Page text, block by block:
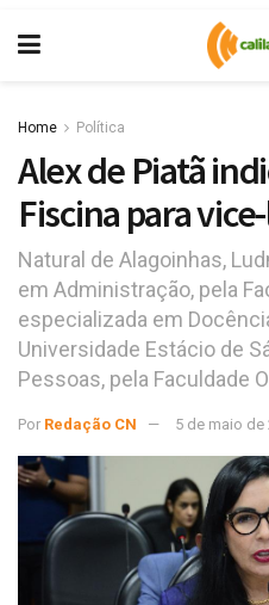
Home Política
Alex de Piatã
Fiscina para
Natural de Alagoinhas,
em Administração, pela
especializada em
Universidade Estácio de
Pessoas, pela Faculdade
Por Redação CN 5 de maio de